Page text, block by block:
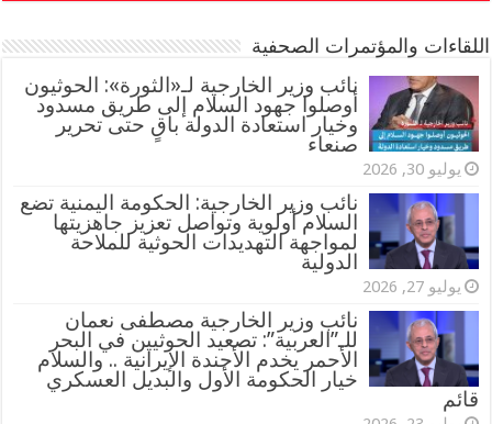
اللقاءات والمؤتمرات الصحفية
‏نائب وزير الخارجية لـ«الثورة»: الحوثيون
أوصلوا جهود السلام إلى طريق مسدود
وخيار استعادة الدولة باقٍ حتى تحرير
صنعاء
يوليو 30, 2026
نائب وزير الخارجية: الحكومة اليمنية تضع
السلام أولوية وتواصل تعزيز جاهزيتها
لمواجهة التهديدات الحوثية للملاحة
الدولية
يوليو 27, 2026
نائب وزير الخارجية مصطفى نعمان
للـ”العربية”: تصعيد الحوثيين في البحر
الأحمر يخدم الأجندة الإيرانية .. والسلام
خيار الحكومة الأول والبديل العسكري
قائم